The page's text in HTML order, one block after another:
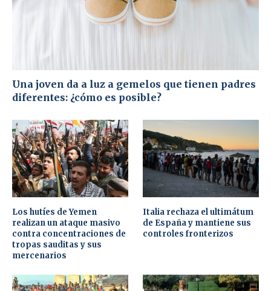
Una joven da a luz a gemelos que tienen padres
diferentes: ¿cómo es posible?
Los hutíes de Yemen
realizan un ataque masivo
contra concentraciones de
tropas sauditas y sus
mercenarios
Italia rechaza el ultimátum
de España y mantiene sus
controles fronterizos